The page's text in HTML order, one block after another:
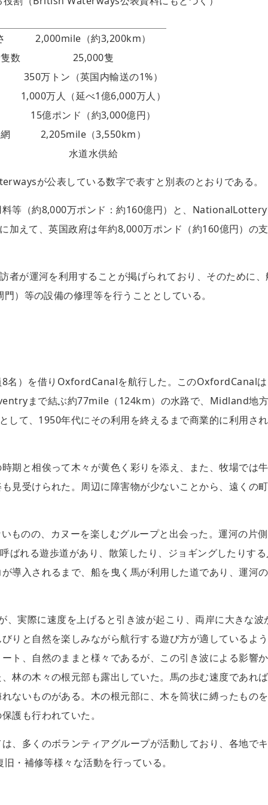
2,000mile（約3,200km）
数
25,000隻
350万トン（英国内輸送の1%）
1,000万人（延べ1億6,000万人）
15億ポンド（約3,000億円）
2,205mile（3,550km）
水道水供給
が公表している数字で表すと別表のとおりである。
等（約8,000万ポンド：約160億円）と、
加えて、英国政府は年約8,000万ポンド（約160億円）の
者が運河を利用することが掲げられており、そのために
）等の設備の修理等を行うこととしている。
名）を借りOxfordCanalを航行した。このOxfordCanal
まで結ぶ約77mile（124km）の水路で、Midland地
して、1950年代にその利用を終えるまで商業的に利用さ
期と相俟って木々が黄色く彩りを添え、また、牧場では
見受けられた。周辺に障害物が少ないことから、遠くの
ものの、カヌーを楽しむグループと出会った。運河の片
れる遊歩道があり、散策したり、ジョギングしたりす
導入されるまで、船を曳く馬が利用した道であり、運河
実際に速度を上げると引き波が起こり、両岸に大きな波
りと自然を楽しみながら航行する遊び方が適しているよ
ト、自然のままと様々であるが、この引き波による影響
林の木々の根元部も露出していた。馬の歩む速度であれ
ないものがある。木の根元部に、木を筒状に縛ったもの
護も行われていた。
、多くのボランティアグループが活動しており、各地で
・補修等様々な活動を行っている。